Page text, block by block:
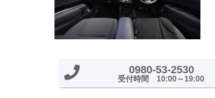
0980-53-2530
受付時間 10:00～19:00